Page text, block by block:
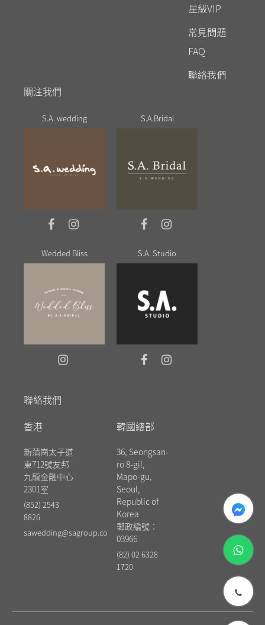
星級VIP
常見問題
FAQ
聯絡我們
關注我們
S.A. wedding S.A.Bridal
Wedded Bliss S.A. Studio
聯絡我們
香港
新蒲崗太子道
東712號友邦
九龍金融中心
2301室
(852) 2543
8826
sawedding@sagroup.co
韓國總部
36, Seongsan-
ro 8-gil,
Mapo-gu,
Seoul,
Republic of
Korea
郵政編號：
03966
(82) 02 6328
1720
whatsapp
messenger
phone